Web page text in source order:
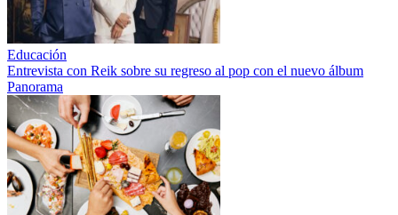
Educación
Entrevista con Reik sobre su regreso al pop con el nuevo álbum
Panorama